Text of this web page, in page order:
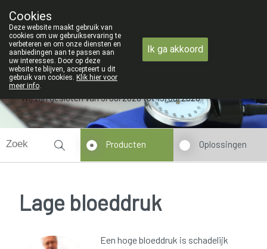
09 228 32 36
Wij zijn gesloten van 3/08/2026 tot 19/08/2026
Producten Oplossingen
Lage bloeddruk
Een hoge bloeddruk is schadelijk
Cookies
Deze website maakt gebruik van
cookies om uw gebruikservaring te
verbeteren en om onze diensten en
aanbiedingen aan te passen aan
uw interesses. Door op deze
website te blijven, accepteert u dit
gebruik van cookies. Klik hier voor
meer info.
Ik ga akkoord